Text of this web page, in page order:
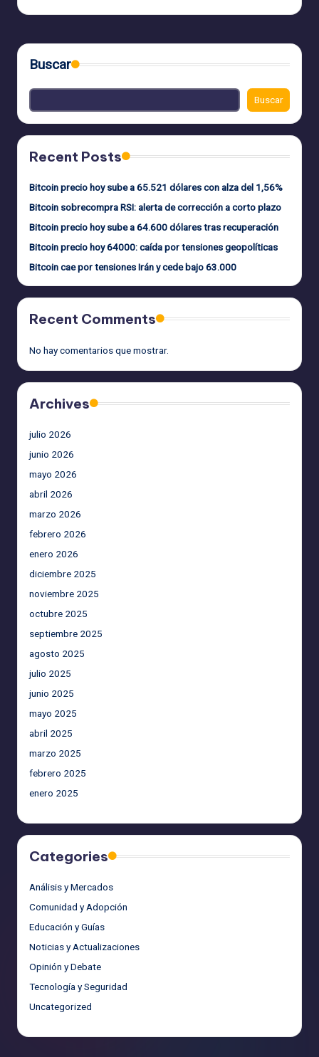
Buscar
Buscar
Recent Posts
Bitcoin precio hoy sube a 65.521 dólares con alza del 1,56%
Bitcoin sobrecompra RSI: alerta de corrección a corto plazo
Bitcoin precio hoy sube a 64.600 dólares tras recuperación
Bitcoin precio hoy 64000: caída por tensiones geopolíticas
Bitcoin cae por tensiones Irán y cede bajo 63.000
Recent Comments
No hay comentarios que mostrar.
Archives
julio 2026
junio 2026
mayo 2026
abril 2026
marzo 2026
febrero 2026
enero 2026
diciembre 2025
noviembre 2025
octubre 2025
septiembre 2025
agosto 2025
julio 2025
junio 2025
mayo 2025
abril 2025
marzo 2025
febrero 2025
enero 2025
Categories
Análisis y Mercados
Comunidad y Adopción
Educación y Guías
Noticias y Actualizaciones
Opinión y Debate
Tecnología y Seguridad
Uncategorized